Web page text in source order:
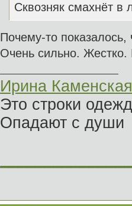
Сквозняк смахнёт в
Почему-то показалось,
Очень сильно. Жестко.
Ирина Каменская
Это строки
Опадают с души